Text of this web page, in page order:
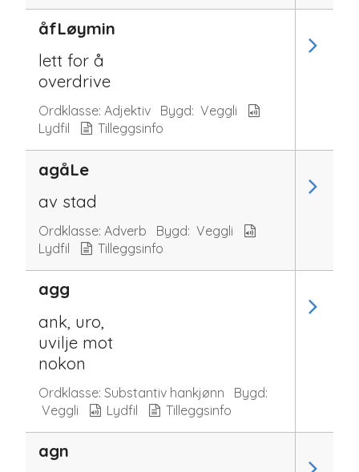
åfLøymin
lett for å
overdrive
Ordklasse: Adjektiv Bygd: Veggli
Lydfil
Tilleggsinfo
agåLe
av stad
Ordklasse: Adverb Bygd: Veggli
Lydfil
Tilleggsinfo
agg
ank, uro,
uvilje mot
nokon
Ordklasse: Substantiv hankjønn
Bygd:
Veggli
Lydfil Tilleggsinfo
agn